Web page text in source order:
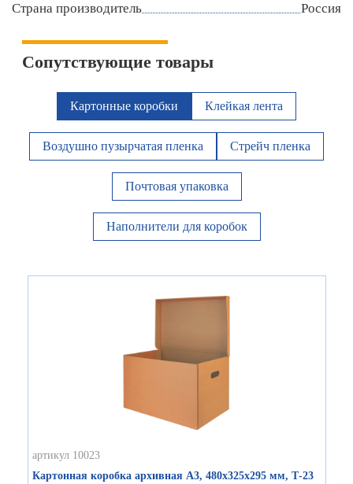
Страна производитель
Россия
Сопутствующие товары
Картонные коробки Клейкая лента
Воздушно пузырчатая пленка Стрейч пленка
Почтовая упаковка
Наполнители для коробок
артикул 10023
Картонная коробка архивная А3, 480х325х295 мм, Т-23